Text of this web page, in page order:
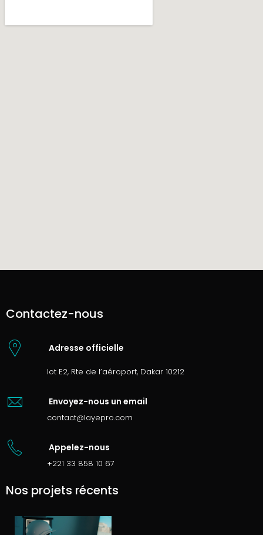
Contactez-nous
Adresse officielle
lot E2, Rte de l’aéroport, Dakar 10212
Envoyez-nous un email
contact@layepro.com
Appelez-nous
+221 33 858 10 67
Nos projets récents